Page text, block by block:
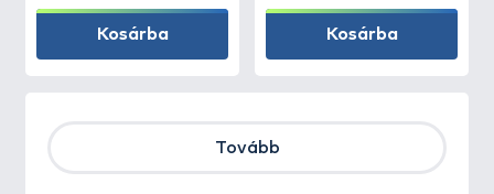
Kosárba Kosárba
Tovább